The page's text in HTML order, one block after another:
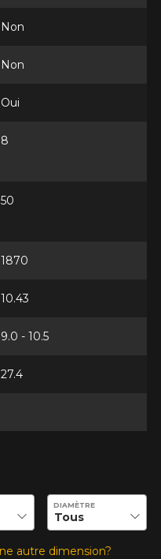
Non
Non
Oui
8
50
1870
10.43
9.0 - 10.5
27.4
pour vérifier la disponibilité
DIAMÈTRE
autre dimension?